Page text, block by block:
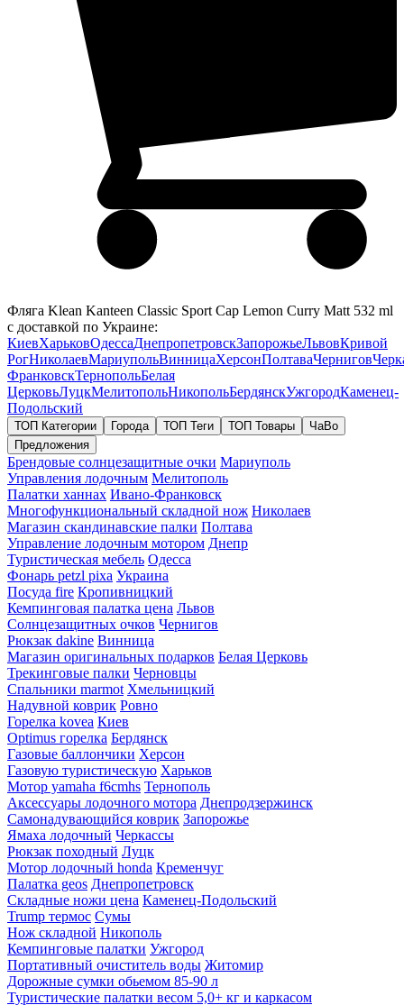
Фляга Klean Kanteen Classic Sport Cap Lemon Curry Matt 532 ml
с доставкой по Украине:
КиевХарьковОдессаДнепропетровскЗапорожьеЛьвовКривой
РогНиколаевМариупольВинницаХерсонПолтаваЧернигов
ФранковскТернопольБелая
ЦерковьЛуцкМелитопольНикопольБердянскУжгородКаменец-
Подольский
ТОП Категории Города ТОП Теги ТОП Товары
ЧаВо
Предложения
Брендовые солнцезащитные очки Мариуполь
Управления лодочным Мелитополь
Палатки ханнах Ивано-Франковск
Многофункциональный складной нож Николаев
Магазин скандинавские палки Полтава
Управление лодочным мотором Днепр
Туристическая мебель Одесса
Фонарь petzl pixa Украина
Посуда fire Кропивницкий
Кемпинговая палатка цена Львов
Солнцезащитных очков Чернигов
Рюкзак dakine Винница
Магазин оригинальных подарков Белая Церковь
Трекинговые палки Черновцы
Спальники marmot Хмельницкий
Надувной коврик Ровно
Горелка kovea Киев
Optimus горелка Бердянск
Газовые баллончики Херсон
Газовую туристическую Харьков
Мотор yamaha f6cmhs Тернополь
Аксессуары лодочного мотора Днепродзержинск
Самонадувающийся коврик Запорожье
Ямаха лодочный Черкассы
Рюкзак походный Луцк
Мотор лодочный honda Кременчуг
Палатка geos Днепропетровск
Складные ножи цена Каменец-Подольский
Trump термос Сумы
Нож складной Никополь
Кемпинговые палатки Ужгород
Портативный очиститель воды Житомир
Дорожные сумки обьемом 85-90 л
Туристические палатки весом 5,0+ кг и каркасом